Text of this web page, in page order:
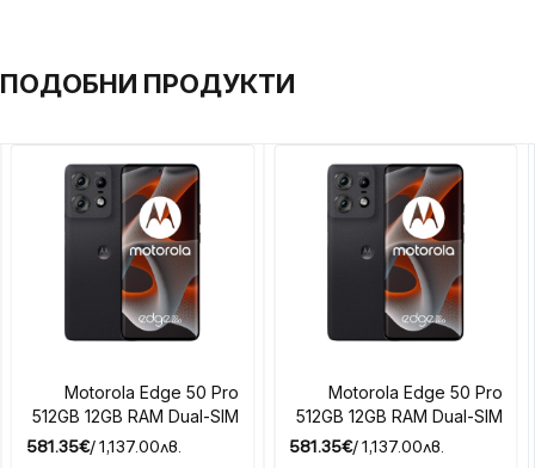
ПОДОБНИ ПРОДУКТИ
Motorola Edge 50 Pro
512GB 12GB RAM Dual-SIM
581.35€/ 1,137.00лв.
Motorola Edge 50 Pro
512GB 12GB RAM Dual-SIM
581.35€/ 1,137.00лв.